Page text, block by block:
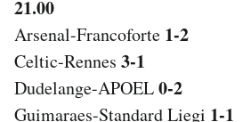
21.00
Arsenal-Francoforte 1-2
Celtic-Rennes 3-1
Dudelange-APOEL0-2
Guimaraes-Standard Liegi 1-1